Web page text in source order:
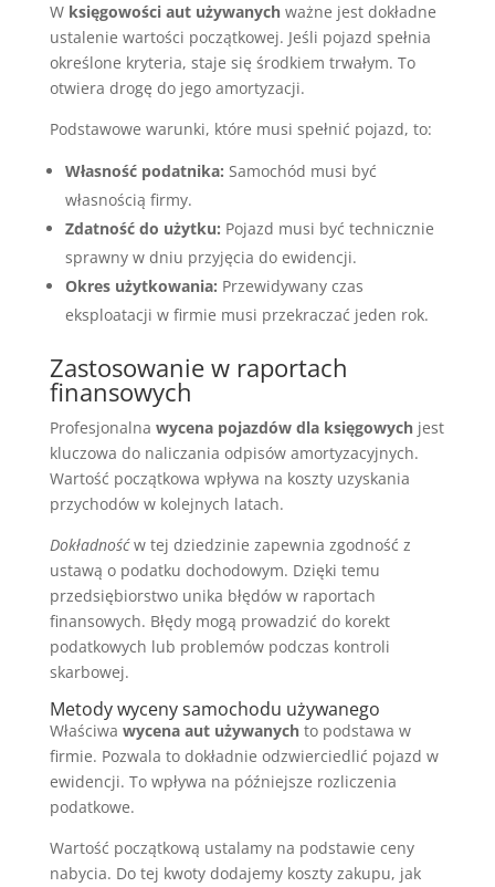
W księgowości aut używanychważne jest dokładne
ustalenie wartości początkowej. Jeśli pojazd spełnia
określone kryteria, staje się środkiem trwałym. To
otwiera drogę do jego amortyzacji.
Podstawowe warunki, które musi spełnić pojazd, to:
Własność podatnika: Samochód musi być
własnością firmy.
Zdatność do użytku: Pojazd musi być technicznie
sprawny w dniu przyjęcia do ewidencji.
Okres użytkowania: Przewidywany czas
eksploatacji w firmie musi przekraczać jeden rok.
Zastosowanie w raportach
finansowych
Profesjonalna wycena pojazdów dla księgowychjest
kluczowa do naliczania odpisów amortyzacyjnych.
Wartość początkowa wpływa na koszty uzyskania
przychodów w kolejnych latach.
Dokładnośćw tej dziedzinie zapewnia zgodność z
ustawą o podatku dochodowym. Dzięki temu
przedsiębiorstwo unika błędów w raportach
finansowych. Błędy mogą prowadzić do korekt
podatkowych lub problemów podczas kontroli
skarbowej.
Metody wyceny samochodu używanego
Właściwa wycena aut używanychto podstawa w
firmie. Pozwala to dokładnie odzwierciedlić pojazd w
ewidencji. To wpływa na późniejsze rozliczenia
podatkowe.
Wartość początkową ustalamy na podstawie ceny
nabycia. Do tej kwoty dodajemy koszty zakupu, jak